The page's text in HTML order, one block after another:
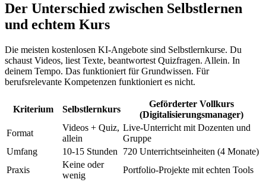
Der Unterschied zwischen Selbstlernen
und echtem Kurs
Die meisten kostenlosen KI-Angebote sind Selbstlernkurse. Du
schaust Videos, liest Texte, beantwortest Quizfragen. Allein. In
deinem Tempo. Das funktioniert für Grundwissen. Für
berufsrelevante Kompetenzen funktioniert es nicht.
Kriterium Selbstlernkurs
Geförderter Vollkurs
(Digitalisierungsmanager)
Format
Videos + Quiz,
allein
Live-Unterricht mit Dozenten und
Gruppe
Umfang
10-15 Stunden
720 Unterrichtseinheiten (4 Monate)
Praxis
Keine oder
wenig
Portfolio-Projekte mit echten Tools